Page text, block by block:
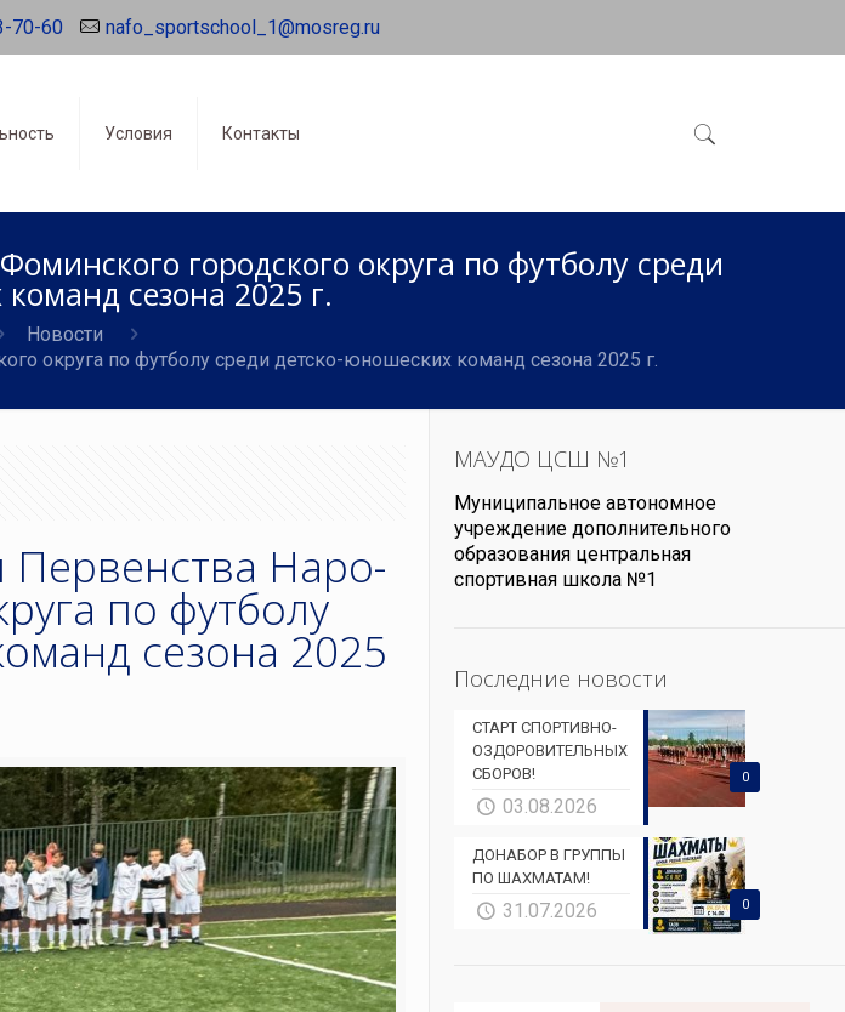
70-60 nafo_sportschool_1@mosreg.ru
Условия Контакты
городского округа по футболу среди
сезона 2025 г.
Новости
округа по футболу среди детско-юношеских команд сезона 2025 г.
Наро-
по футболу
сезона 2025
МАУДО ЦСШ №1
Муниципальное автономное
учреждение дополнительного
образования центральная
спортивная школа №1
Последние новости
0
СТАРТ СПОРТИВНО-
ОЗДОРОВИТЕЛЬНЫХ
СБОРОВ!
03.08.2026
0
ДОНАБОР В ГРУППЫ
ПО ШАХМАТАМ!
31.07.2026